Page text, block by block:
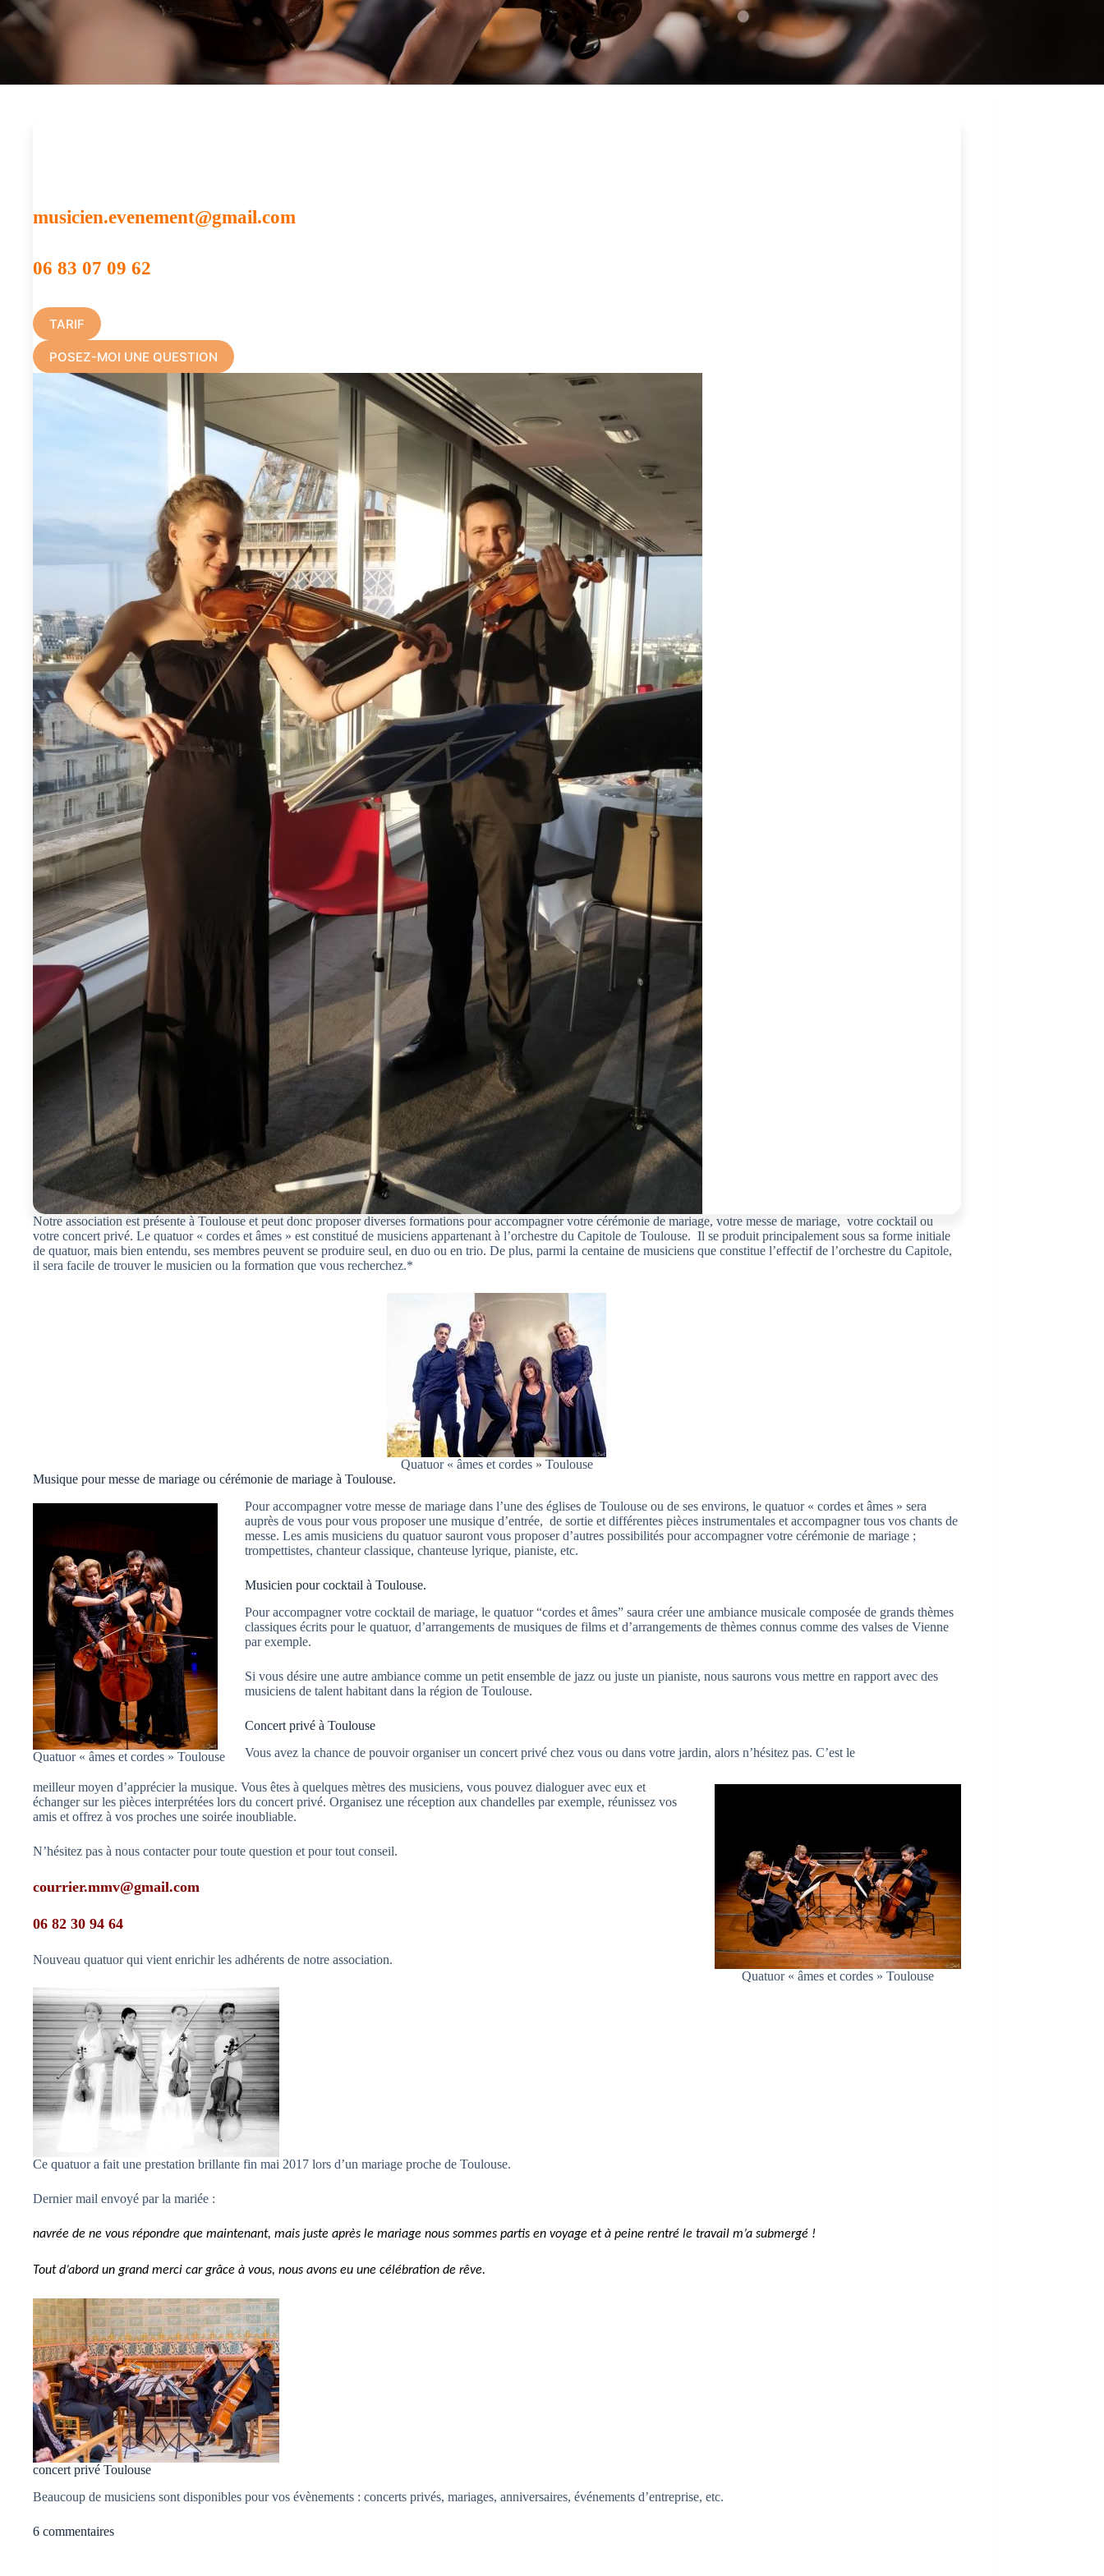
musicien.evenement@gmail.com
06 83 07 09 62
TARIF
POSEZ-MOI UNE QUESTION
Notre association est présente à Toulouse et peut donc proposer diverses formations pour accompagner votre cérémonie de mariage, votre messe de mariage, votre cocktail ou
votre concert privé. Le quatuor « cordes et âmes » est constitué de musiciens appartenant à l’orchestre du Capitole de Toulouse. Il se produit principalement sous sa forme initiale
de quatuor, mais bien entendu, ses membres peuvent se produire seul, en duo ou en trio. De plus, parmi la centaine de musiciens que constitue l’effectif de l’orchestre du Capitole,
il sera facile de trouver le musicien ou la formation que vous recherchez.*
Quatuor « âmes et cordes » Toulouse
Musique pour messe de mariage ou cérémonie de mariage à Toulouse.
Quatuor « âmes et cordes » Toulouse
Pour accompagner votre messe de mariage dans l’une des églises de Toulouse ou de ses environs, le quatuor « cordes et âmes » sera
auprès de vous pour vous proposer une musique d’entrée, de sortie et différentes pièces instrumentales et accompagner tous vos chants de
messe. Les amis musiciens du quatuor sauront vous proposer d’autres possibilités pour accompagner votre cérémonie de mariage ;
trompettistes, chanteur classique, chanteuse lyrique, pianiste, etc.
Musicien pour cocktail à Toulouse.
Pour accompagner votre cocktail de mariage, le quatuor “cordes et âmes” saura créer une ambiance musicale composée de grands thèmes
classiques écrits pour le quatuor, d’arrangements de musiques de films et d’arrangements de thèmes connus comme des valses de Vienne
par exemple.
Si vous désire une autre ambiance comme un petit ensemble de jazz ou juste un pianiste, nous saurons vous mettre en rapport avec des
musiciens de talent habitant dans la région de Toulouse.
Concert privé à Toulouse
Vous avez la chance de pouvoir organiser un concert privé chez vous ou dans votre jardin, alors n’hésitez pas. C’est le
Quatuor « âmes et cordes » Toulouse
meilleur moyen d’apprécier la musique. Vous êtes à quelques mètres des musiciens, vous pouvez dialoguer avec eux et
échanger sur les pièces interprétées lors du concert privé. Organisez une réception aux chandelles par exemple, réunissez vos
amis et offrez à vos proches une soirée inoubliable.
N’hésitez pas à nous contacter pour toute question et pour tout conseil.
courrier.mmv@gmail.com
06 82 30 94 64
Nouveau quatuor qui vient enrichir les adhérents de notre association.
Ce quatuor a fait une prestation brillante fin mai 2017 lors d’un mariage proche de Toulouse.
Dernier mail envoyé par la mariée :
navrée de ne vous répondre que maintenant, mais juste après le mariage nous sommes partis en voyage et à peine rentré le travail m’a submergé !
Tout d’abord un grand merci car grâce à vous, nous avons eu une célébration de rêve.
concert privé Toulouse
Beaucoup de musiciens sont disponibles pour vos évènements : concerts privés, mariages, anniversaires, événements d’entreprise, etc.
6 commentaires